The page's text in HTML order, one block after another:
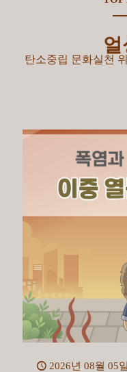
탄소중립 문화실천
2026년 08월 05일